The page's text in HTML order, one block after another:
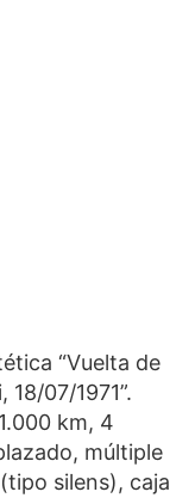
“Vuelta de
07/1971”.
km, 4
múltiple
silens), caja